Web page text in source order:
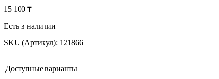
15 100 ₸
Есть в наличии
SKU (Артикул): 121866
Доступные варианты